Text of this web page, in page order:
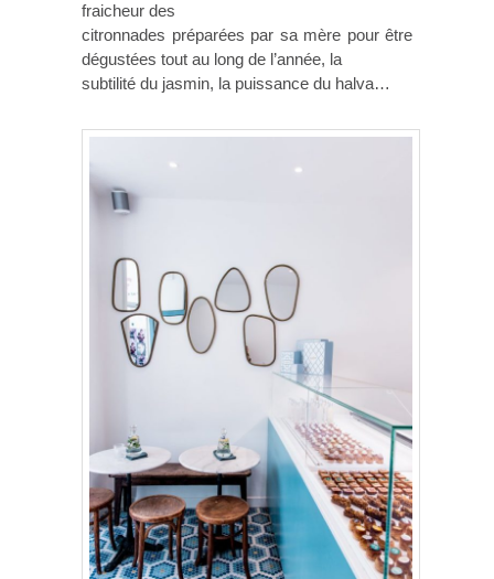
fraicheur des
citronnades préparées par sa mère pour être
dégustées tout au long de l’année, la
subtilité du jasmin, la puissance du halva…